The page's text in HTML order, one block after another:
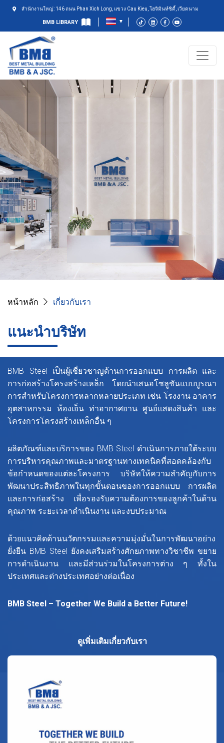
สำนักงานใหญ่: 146 ถนน Phan Xich Long, แขวง Cau Kieu, โฮจิมินห์ซิตี้, เวียดนาม
BMB LIBRARY
หน้าหลัก เกี่ยวกับเรา
แนะนำบริษัท
BMB Steel เป็นผู้เชี่ยวชาญด้านการออกแบบ การผลิต และ
การก่อสร้างโครงสร้างเหล็ก โดยนำเสนอโซลูชันแบบบูรณา
การสำหรับโครงการหลากหลายประเภท เช่น โรงงาน อาคาร
อุตสาหกรรม ห้องเย็น ท่าอากาศยาน ศูนย์แสดงสินค้า และ
โครงการโครงสร้างเหล็กอื่น ๆ
ผลิตภัณฑ์และบริการของ BMB Steel ดำเนินการภายใต้ระบบ
การบริหารคุณภาพและมาตรฐานทางเทคนิคที่สอดคล้องกับ
ข้อกำหนดของแต่ละโครงการ บริษัทให้ความสำคัญกับการ
พัฒนาประสิทธิภาพในทุกขั้นตอนของการออกแบบ การผลิต
และการก่อสร้าง เพื่อรองรับความต้องการของลูกค้าในด้าน
คุณภาพ ระยะเวลาดำเนินงาน และงบประมาณ
ด้วยแนวคิดด้านนวัตกรรมและความมุ่งมั่นในการพัฒนาอย่าง
ยั่งยืน BMB Steel ยังคงเสริมสร้างศักยภาพทางวิชาชีพ ขยาย
การดำเนินงาน และมีส่วนร่วมในโครงการต่าง ๆ ทั้งใน
ประเทศและต่างประเทศอย่างต่อเนื่อง
BMB Steel – Together We Build a Better Future!
ดูเพิ่มเติมเกี่ยวกับเรา